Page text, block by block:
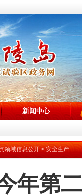
新闻中心
领域信息公开>安全生产
年第